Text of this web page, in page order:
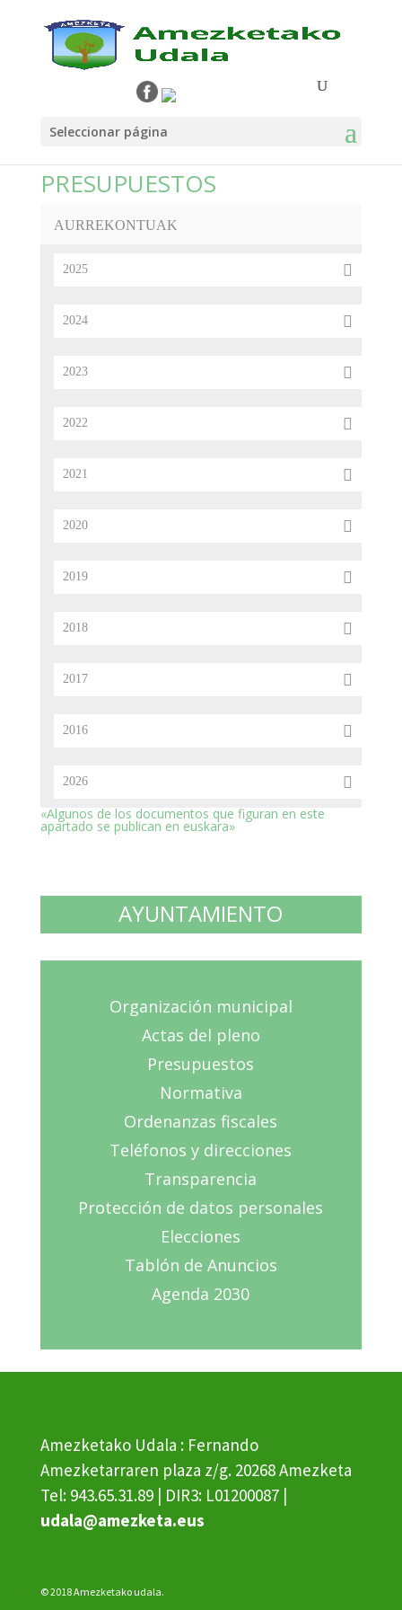
Seleccionar página
PRESUPUESTOS
AURREKONTUAK
2025
2024
2023
2022
2021
2020
2019
2018
2017
2016
2026
«Algunos de los documentos que figuran en este
apartado se publican en euskara»
AYUNTAMIENTO
Organización municipal
Actas del pleno
Presupuestos
Normativa
Ordenanzas fiscales
Teléfonos y direcciones
Transparencia
Protección de datos personales
Elecciones
Tablón de Anuncios
Agenda 2030
Amezketako Udala : Fernando
Amezketarraren plaza z/g. 20268 Amezketa
Tel: 943.65.31.89 | DIR3: L01200087 |
udala@amezketa.eus
© 2018 Amezketako udala.